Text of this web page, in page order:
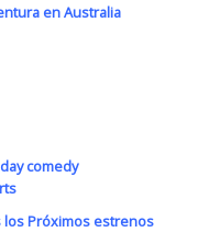
en Australia
comedy
los Próximos estrenos